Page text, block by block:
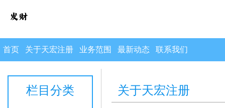
首页 关于天宏注册 业务范围 最新动态 联系我们
栏目分类 关于天宏注册